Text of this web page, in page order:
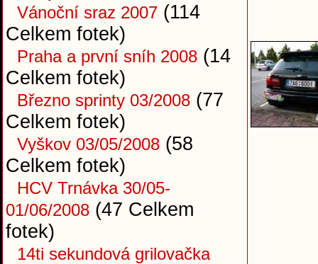
Vánoční sraz 2007 (114
Celkem fotek)
Praha a první sníh 2008 (14
Celkem fotek)
Březno sprinty 03/2008 (77
Celkem fotek)
Vyškov 03/05/2008 (58
Celkem fotek)
HCV Trnávka 30/05-
01/06/2008 (47 Celkem
fotek)
14ti sekundová grilovačka